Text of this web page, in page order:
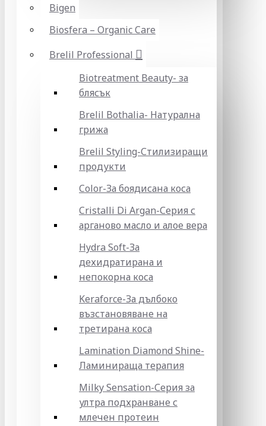
Bigen
Biosfera – Organic Care
Brelil Professional
Biotreatment Beauty- за
блясък
Brelil Bothalia- Натурална
грижа
Brelil Styling-Стилизиращи
продукти
Color-За боядисана коса
Cristalli Di Argan-Серия с
арганово масло и алое вера
Hydra Soft-За
дехидратирана и
непокорна коса
Keraforce-За дълбоко
възстановяване на
третирана коса
Lamination Diamond Shine-
Ламинираща терапия
Milky Sensation-Серия за
ултра подхранване с
млечен протеин